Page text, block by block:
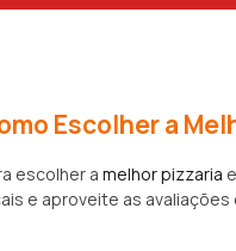
Escolher a
escolher a melhor pizzaria
e aproveite as avaliações